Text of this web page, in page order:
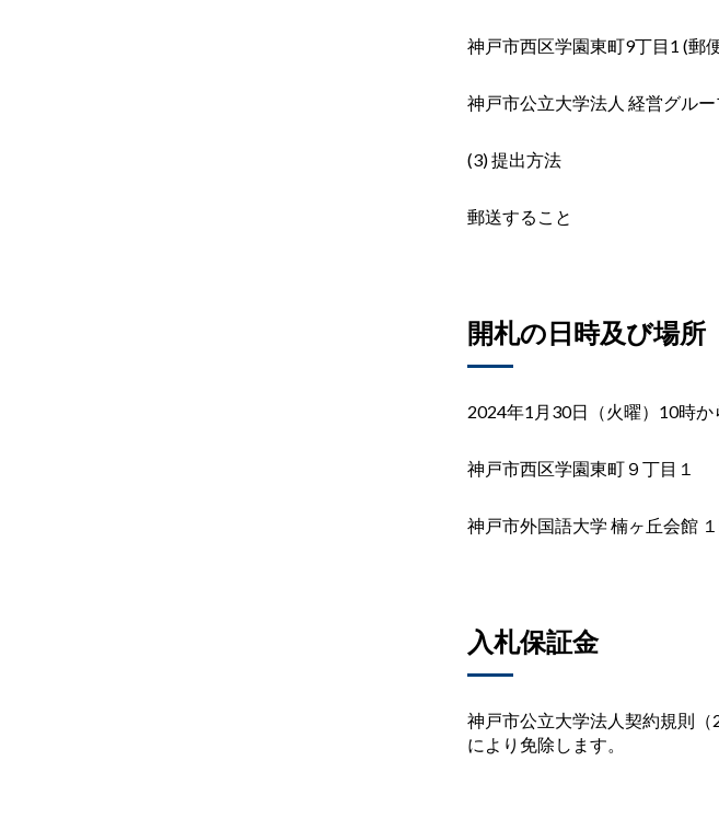
神戸市西区学園東町9丁目1 (郵
神戸市公立大学法人 経営グル
(3)提出方法
郵送すること
開札の日時及び場所
2024年1 月 30日（火曜） 10時か
神戸市西区学園東町９丁目１
神戸市外国語大学 楠ヶ丘会館
入札保証金
神戸市公立大学法人契約規則
により免除します。